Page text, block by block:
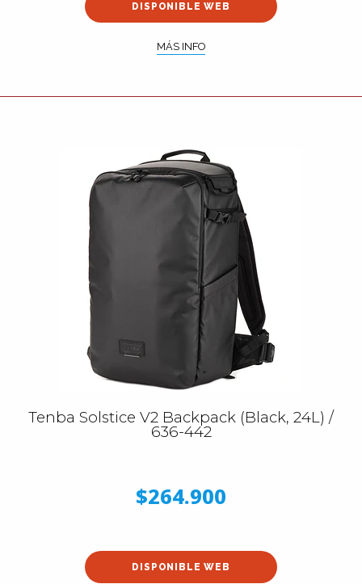
DISPONIBLE WEB
MÁS INFO
Tenba Solstice V2 Backpack (Black, 24L) /
636-442
$264.900
DISPONIBLE WEB